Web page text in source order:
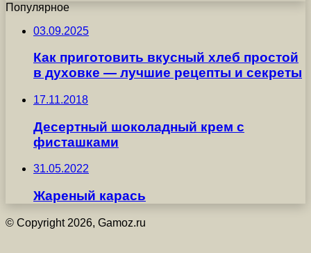
Популярное
03.09.2025
Как приготовить вкусный хлеб простой
в духовке — лучшие рецепты и секреты
17.11.2018
Десертный шоколадный крем с
фисташками
31.05.2022
Жареный карась
© Copyright 2026, Gamoz.ru